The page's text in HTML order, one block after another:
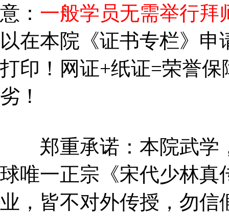
意： 一般学员无需举行拜
以在本院《证书专栏》
打印！网证+纸证=荣誉
劣！
郑重承诺：本院武学
球唯一正宗《宋代少林真
业，皆不对外传授，勿